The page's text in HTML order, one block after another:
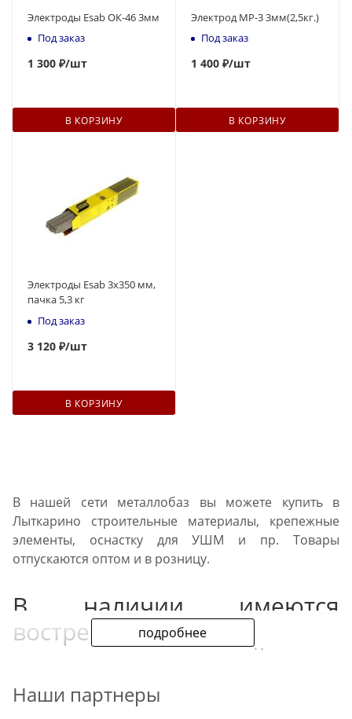
Электроды Esab ОК-46 3мм
Под заказ
1 300 ₽/шт
В КОРЗИНУ
Электрод МР-3 3мм(2,5кг.)
Под заказ
1 400 ₽/шт
В КОРЗИНУ
Электроды Esab 3х350 мм,
пачка 5,3 кг
Под заказ
3 120 ₽/шт
В КОРЗИНУ
подробнее
В нашей сети металлобаз вы можете купить в
Лыткарино строительные материалы, крепежные
элементы, оснастку для УШМ и пр. Товары
отпускаются оптом и в розницу.
В наличии имеются
востребованные
расходники для стройки:
Блоки из газо- и пенобетона для несущих стен,
Наши партнеры